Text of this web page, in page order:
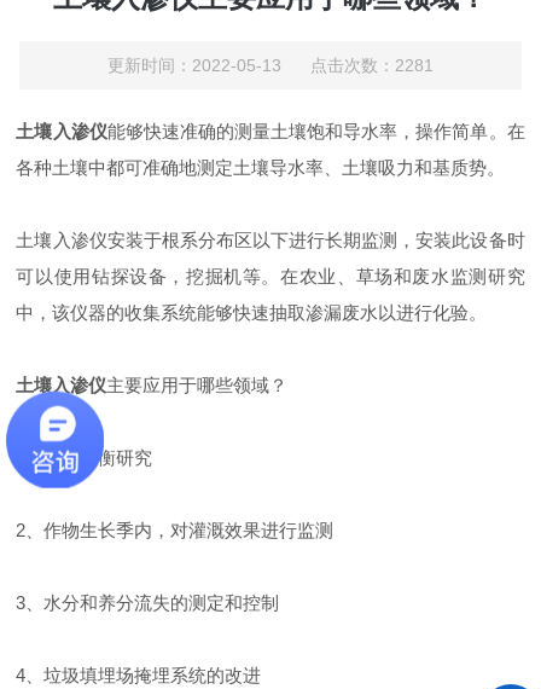
更新时间：2022-05-13 点击次数：2281
土壤入渗仪能够快速准确的测量土壤饱和导水率，操作简单。在
各种土壤中都可准确地测定土壤导水率、土壤吸力和基质势。
土壤入渗仪安装于根系分布区以下进行长期监测，安装此设备时
可以使用钻探设备，挖掘机等。在农业、草场和废水监测研究
中，该仪器的收集系统能够快速抽取渗漏废水以进行化验。
土壤入渗仪主要应用于哪些领域？
1、水分平衡研究
2、作物生长季内，对灌溉效果进行监测
3、水分和养分流失的测定和控制
4、垃圾填埋场掩埋系统的改进